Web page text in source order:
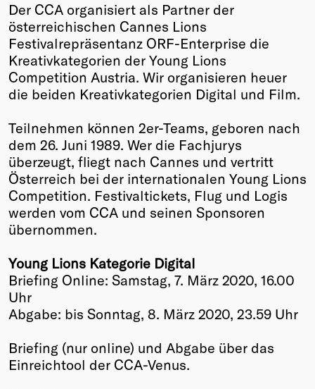
Members
Young Creatives
Friends of Creativity
Winners
2026
Annual
Der CCA organisiert als Partner der
österreichischen Cannes Lions
Festivalrepräsentanz ORF-Enterprise die
Kreativkategorien der Young Lions
Competition Austria. Wir organisieren heuer
die beiden Kreativkategorien Digital und Film.
Teilnehmen können 2er-Teams, geboren nach
dem 26. Juni 1989. Wer die Fachjurys
überzeugt, fliegt nach Cannes und vertritt
Österreich bei der internationalen Young Lions
Competition. Festivaltickets, Flug und Logis
werden vom CCA und seinen Sponsoren
übernommen.
Young Lions Kategorie Digital
Briefing Online: Samstag, 7. März 2020, 16.00
Uhr
Abgabe: bis Sonntag, 8. März 2020, 23.59 Uhr
Briefing (nur online) und Abgabe über das
Einreichtool der CCA-Venus.